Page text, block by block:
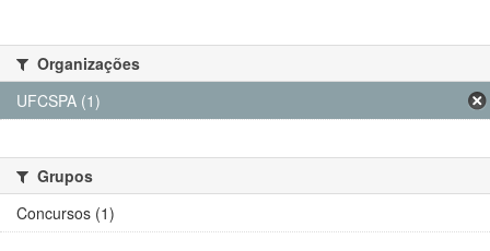
Organizações
UFCSPA (1)
Grupos
Concursos (1)